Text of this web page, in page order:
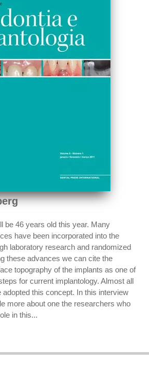
be 46 years old this year. Many
have been incorporated into the
laboratory research and randomized
these advances we can cite the
topography of the implants as one of
for current implantology. Almost all
this concept. In this interview
more about one the researchers who
in this...